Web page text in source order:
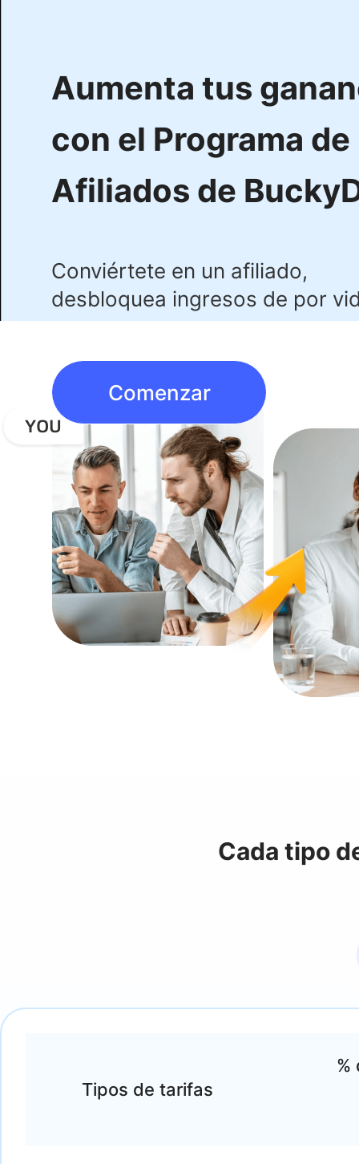
Aumenta tus
con el Programa de
Afiliados de
Conviértete en un afiliado,
desbloquea ingresos de por
Comenzar
Cada tipo
Tipos de tarifas
%